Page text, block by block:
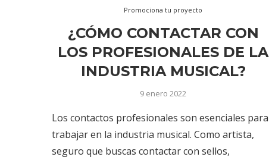
Promociona tu proyecto
¿CÓMO CONTACTAR CON
LOS PROFESIONALES DE LA
INDUSTRIA MUSICAL?
9 enero 2022
Los contactos profesionales son esenciales para
trabajar en la industria musical. Como artista,
seguro que buscas contactar con sellos,